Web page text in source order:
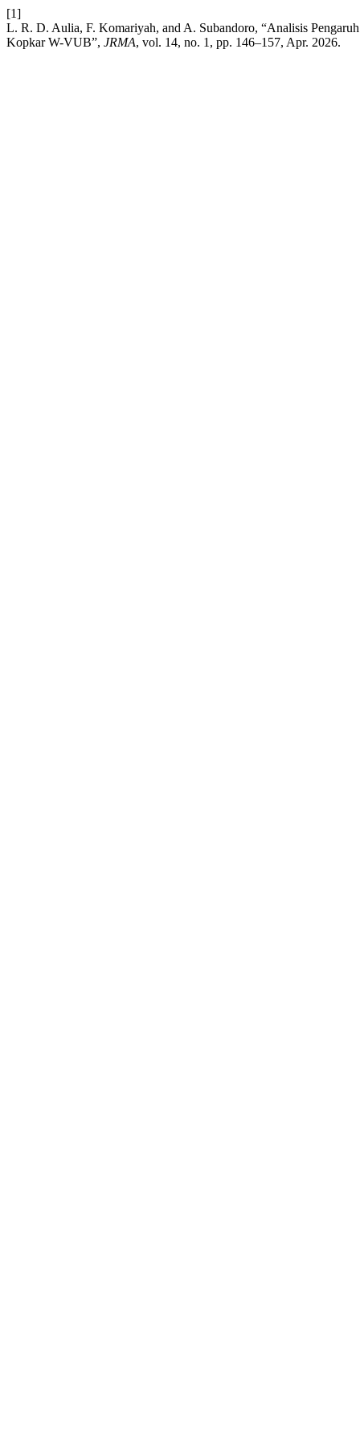
[1]
L. R. D. Aulia, F. Komariyah, and A. Subandoro, “Analisis
Kopkar W-VUB”, JRMA, vol. 14, no. 1, pp. 146–157, Apr. 2026.